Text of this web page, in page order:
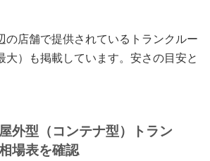
の店舗で提供されているトランクルー
大）も掲載しています。安さの目安と
外型（コンテナ型）トラン
場表を確認